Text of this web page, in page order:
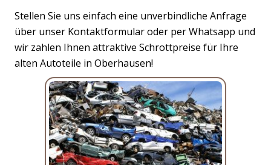
Stellen Sie uns einfach eine unverbindliche Anfrage
über unser Kontaktformular oder per Whatsapp und
wir zahlen Ihnen attraktive Schrottpreise für Ihre
alten Autoteile in Oberhausen!